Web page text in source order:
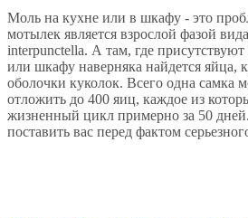
Моль на кухне или в шкафу - это
мотылек является взрослой фазой
interpunctella. А там, где
или шкафу наверняка найдется яйца,
оболочки куколок. Всего одна самка
отложить до 400 яиц, каждое из
жизненный цикл примерно за 50
поставить вас перед фактом